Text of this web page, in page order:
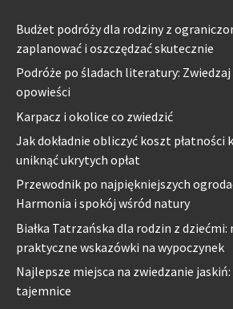
Budżet podróży dla rodziny z
zaplanować i oszczędzać skutecznie
Podróże po śladach literatury: Zwiedzaj
opowieści
Karpacz i okolice co zwiedzić
Jak dokładnie obliczyć koszt płatności
uniknąć ukrytych opłat
Przewodnik po najpiękniejszych
Harmonia i spokój wśród natury
Białka Tatrzańska dla rodzin z
praktyczne wskazówki na wypoczynek
Najlepsze miejsca na zwiedzanie
tajemnice